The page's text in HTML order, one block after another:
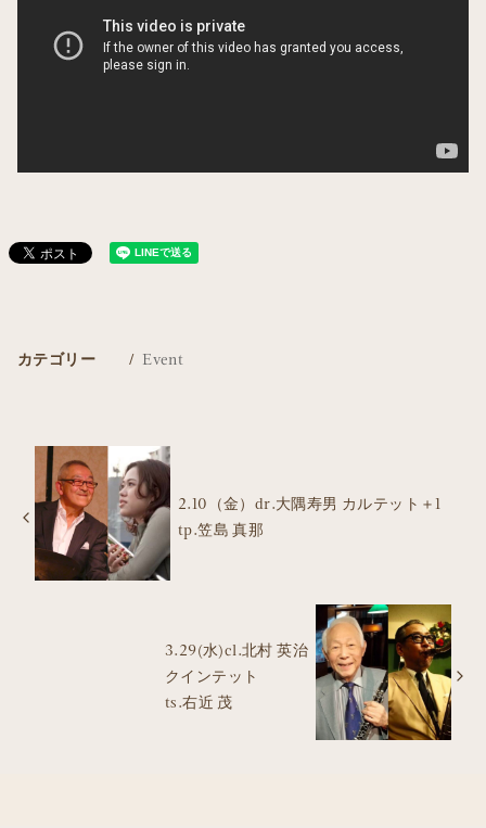
カテゴリー Event
2.10（金）dr.大隅寿男 カルテット＋1
tp.笠島 真那
3.29(水)cl.北村 英治
クインテット
ts.右近 茂